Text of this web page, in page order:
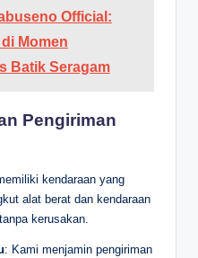
Official:
Momen
Batik Seragam
Pengiriman
kendaraan yang
alat berat dan kendaraan
kerusakan.
: Kami menjamin pengiriman